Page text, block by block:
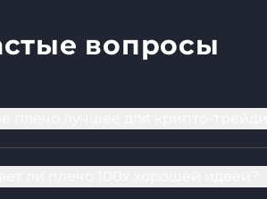
вопросы